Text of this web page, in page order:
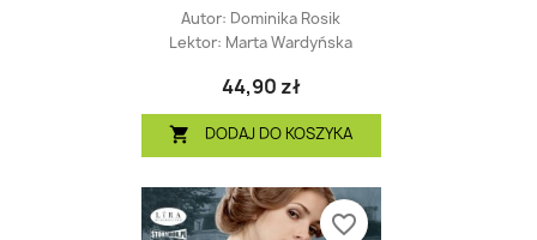
Autor: Dominika Rosik
Lektor: Marta Wardyńska
44,90 zł
 DODAJ DO KOSZYKA
favorite_border